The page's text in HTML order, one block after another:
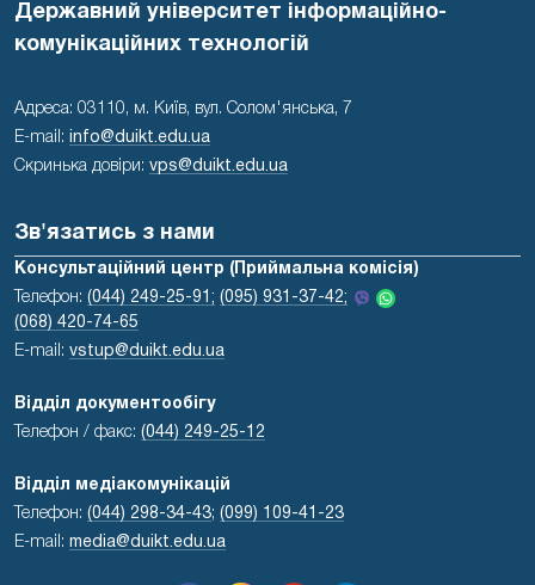
Державний університет інформаційно-
комунікаційних технологій
Адреса: 03110, м. Київ, вул. Солом'янська, 7
E-mail:
info@duikt.edu.ua
Скринька довіри: vps@duikt.edu.ua
Зв'язатись з нами
Консультаційний центр (Приймальна комісія)
Телефон: (044) 249-25-91; (095) 931-37-42;
(068) 420-74-65
E-mail: vstup@duikt.edu.ua
Відділ документообігу
Телефон / факс: (044) 249-25-12
Відділ медіакомунікацій
Телефон: (044) 298-34-43; (099) 109-41-23
E-mail: media@duikt.edu.ua